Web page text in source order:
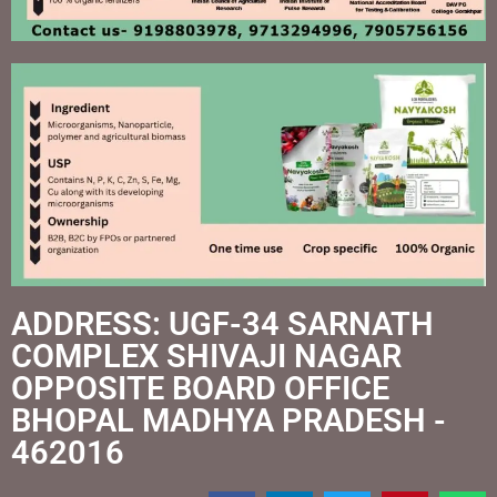
ADDRESS: UGF-34 SARNATH
COMPLEX SHIVAJI NAGAR
OPPOSITE BOARD OFFICE
BHOPAL MADHYA PRADESH -
462016